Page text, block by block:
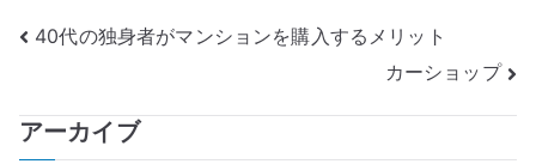
投
ナ
40代の独身者がマンションを購入するメリット
カーショップ
アーカイブ